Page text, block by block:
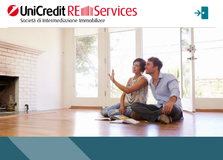
La ricerca verrà inviata automaticamente alla selezione delle